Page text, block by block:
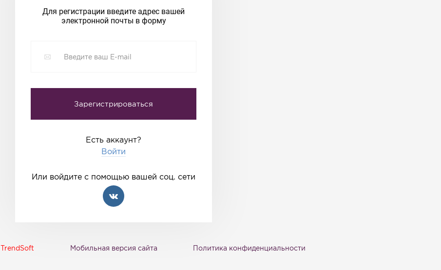
Для регистрации введите адрес вашей
электронной почты в форму
Есть аккаунт?
Войти
Или войдите с помощью вашей соц. сети
TrendSoft Мобильная версия сайта Политика конфиденциальности